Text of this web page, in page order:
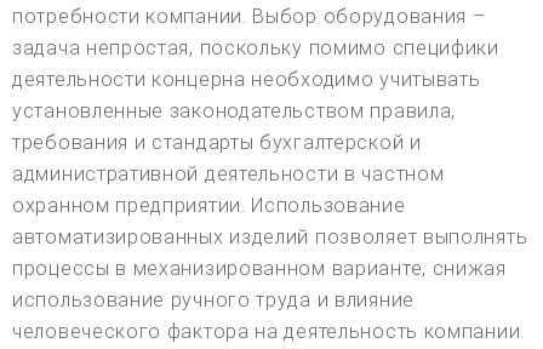
потребности компании. Выбор оборудования –
задача непростая, поскольку помимо специфики
деятельности концерна необходимо учитывать
установленные законодательством правила,
требования и стандарты бухгалтерской и
административной деятельности в частном
охранном предприятии. Использование
автоматизированных изделий позволяет выполнять
процессы в механизированном варианте, снижая
использование ручного труда и влияние
человеческого фактора на деятельность компании.